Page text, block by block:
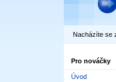
Nacházíte se
Pro nováčky
Úvod